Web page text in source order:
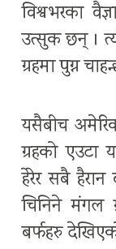
विश्वभरका
उत्सुक छन् ।
ग्रहमा पुग्न
यसैबीच
ग्रहको एउटा
हेरेर सबै
चिनिने मंगल
बर्फहरु